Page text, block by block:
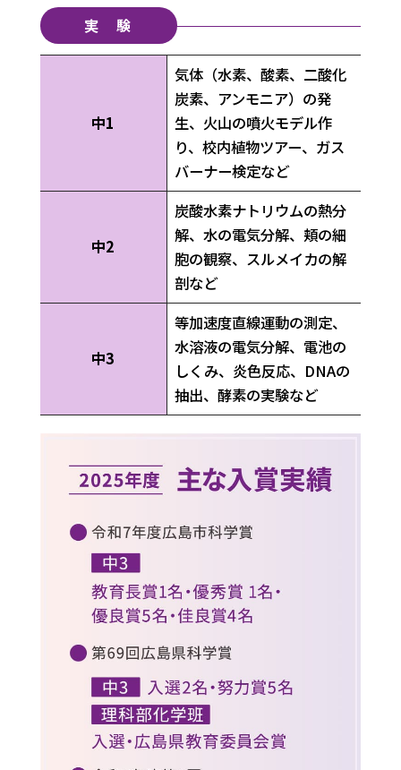
実 験
中1
気体（水素、酸素、二酸化
炭素、アンモニア）の発
生、火山の噴火モデル作
り、校内植物ツアー、ガス
バーナー検定など
中2
炭酸水素ナトリウムの熱分
解、水の電気分解、頬の細
胞の観察、スルメイカの解
剖など
中3
等加速度直線運動の測定、
水溶液の電気分解、電池の
しくみ、炎色反応、DNAの
抽出、酵素の実験など